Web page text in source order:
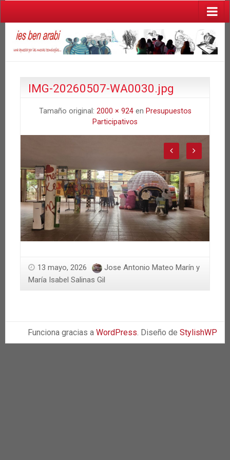
IMG-20260507-WA0030.jpg
Tamaño original: 2000 × 924en Presupuestos
Participativos
13 mayo, 2026
Jose Antonio Mateo Marín y
María Isabel Salinas Gil
Funciona gracias a WordPress. Diseño de StylishWP